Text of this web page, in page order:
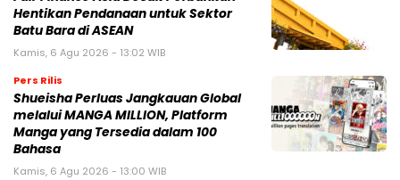
Hentikan Pendanaan untuk Sektor
Batu Bara di ASEAN
Kamis, 6 Agu 2026 - 13:02 WIB
Pers Rilis
Shueisha Perluas Jangkauan Global
melalui MANGA MILLION, Platform
Manga yang Tersedia dalam 100
Bahasa
Kamis, 6 Agu 2026 - 13:00 WIB